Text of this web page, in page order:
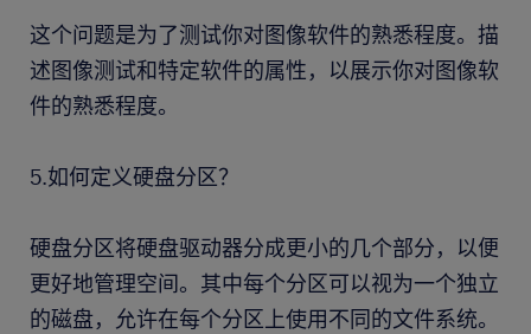
这个问题是为了测试你对图像软件的熟悉程度。描
述图像测试和特定软件的属性，以展示你对图像软
件的熟悉程度。
5.如何定义硬盘分区？
硬盘分区将硬盘驱动器分成更小的几个部分，以便
更好地管理空间。其中每个分区可以视为一个独立
的磁盘，允许在每个分区上使用不同的文件系统。